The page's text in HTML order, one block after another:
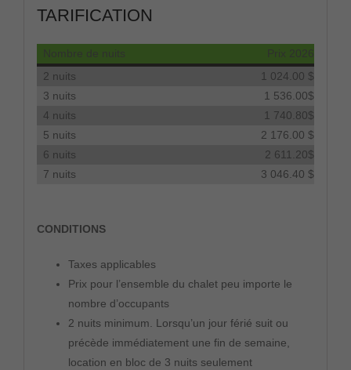
TARIFICATION
Nombre de nuits
Prix 2026
2 nuits
1 024.00 $
3 nuits
1 536.00$
4 nuits
1 740.80$
5 nuits
2 176.00 $
6 nuits
2 611.20$
7 nuits
3 046.40 $
CONDITIONS
Taxes applicables
Prix pour l’ensemble du chalet peu importe le
nombre d’occupants
2 nuits minimum. Lorsqu’un jour férié suit ou
précède immédiatement une fin de semaine,
location en bloc de 3 nuits seulement